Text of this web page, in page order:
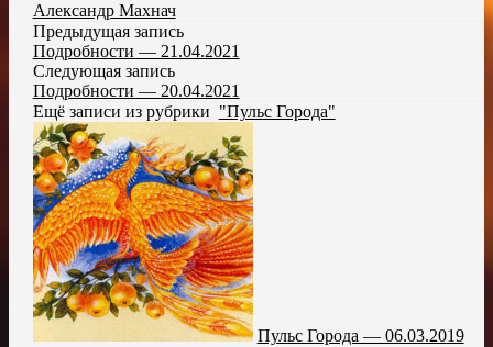
Александр Махнач
Предыдущая запись
Подробности — 21.04.2021
Следующая запись
Подробности — 20.04.2021
Ещё записи из рубрики "Пульс Города"
Пульс Города — 06.03.2019